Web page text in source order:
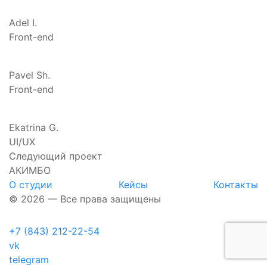
Adel I.
Front-end
Pavel Sh.
Front-end
Ekatrina G.
UI/UX
Следующий проект
АКИМБО
О студии
Кейсы
Контакты
© 2026 — Все права защищены
+7 (843) 212-22-54
vk
telegram